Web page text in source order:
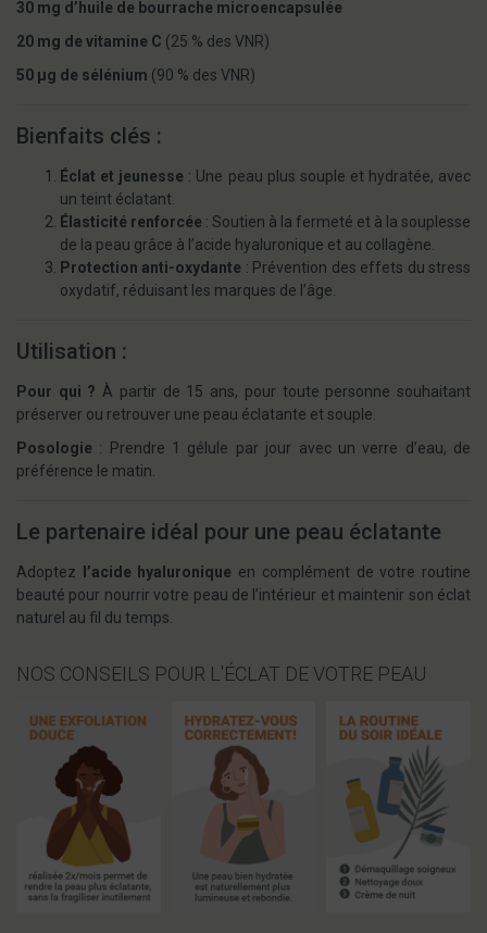
30 mg d’huile de bourrache microencapsulée
20 mg de vitamine C (25 % des VNR)
50 µg de sélénium (90 % des VNR)
Bienfaits clés :
Éclat et jeunesse : Une peau plus souple et hydratée, avec
un teint éclatant.
Élasticité renforcée : Soutien à la fermeté et à la souplesse
de la peau grâce à l’acide hyaluronique et au collagène.
Protection anti-oxydante : Prévention des effets du stress
oxydatif, réduisant les marques de l’âge.
Utilisation :
Pour qui ? À partir de 15 ans, pour toute personne souhaitant
préserver ou retrouver une peau éclatante et souple.
Posologie : Prendre 1 gélule par jour avec un verre d’eau, de
préférence le matin.
Le partenaire idéal pour une peau éclatante
Adoptez l’acide hyaluronique en complément de votre routine
beauté pour nourrir votre peau de l’intérieur et maintenir son éclat
naturel au fil du temps.
NOS CONSEILS POUR L'ÉCLAT DE VOTRE PEAU